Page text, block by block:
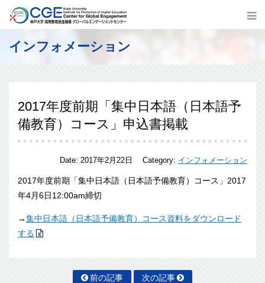
インフォメーション
2017年度前期「集中日本語（日本語予
備教育）コース」申込書掲載
Date:2017年2月22日 Category: インフォメーション
2017年度前期「集中日本語（日本語予備教育）コース」2017
年4月6日12:00am締切
→集中日本語（日本語予備教育）コース資料をダウンロード
する
前の記事 次の記事